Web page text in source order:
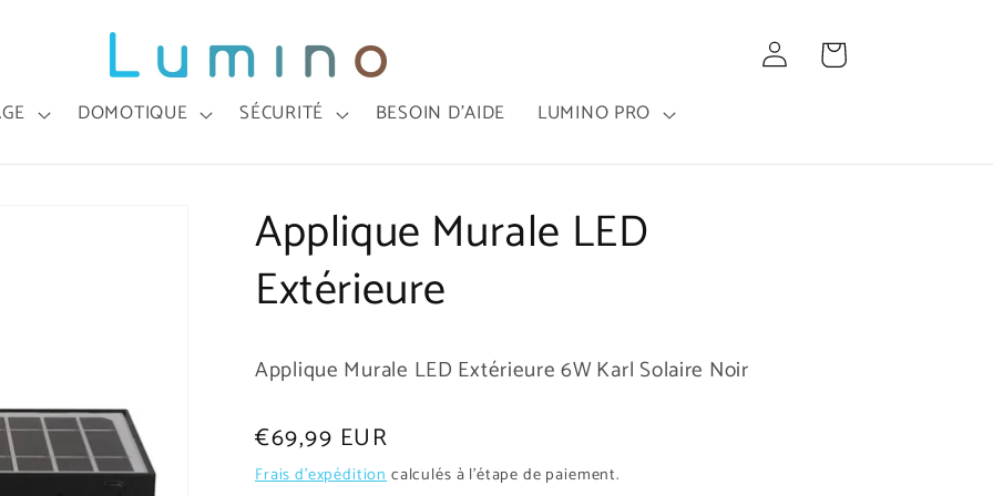
DOMOTIQUE SÉCURITÉ BESOIN D'AIDE LUMINO PRO
Connexion Panier
Applique Murale LED
Extérieure
Applique Murale LED Extérieure 6W Karl Solaire Noir
Prix
habituel
€69,99 EUR
Frais d'expéditioncalculés à l'étape de paiement.